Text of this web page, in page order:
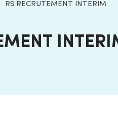
RS RECRUTEMENT INTERIM